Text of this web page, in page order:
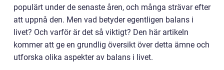
populärt under de senaste åren, och många strävar efter
att uppnå den. Men vad betyder egentligen balans i
livet? Och varför är det så viktigt? Den här artikeln
kommer att ge en grundlig översikt över detta ämne och
utforska olika aspekter av balans i livet.